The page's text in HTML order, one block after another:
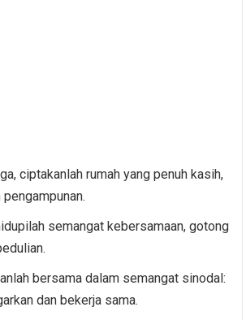
ciptakanlah rumah yang penuh kasih,
semangat kebersamaan, gotong
bersama dalam semangat sinodal:
dan bekerja sama.